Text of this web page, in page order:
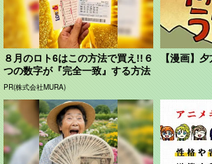
８月のロト6はこの方法で買え!!６
つの数字が『完全一致』する方法
PR(株式会社MURA)
【漫画】夕